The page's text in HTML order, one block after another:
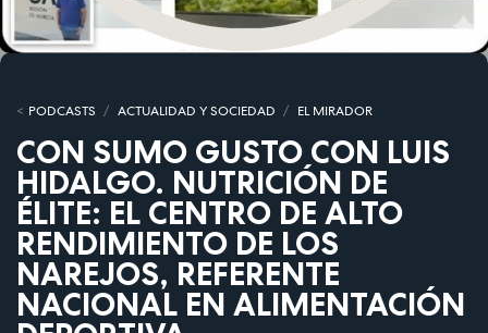
PODCASTS ACTUALIDAD Y SOCIEDAD EL MIRADOR
CON SUMO GUSTO CON LUIS
HIDALGO. NUTRICIÓN DE
ÉLITE: EL CENTRO DE ALTO
RENDIMIENTO DE LOS
NAREJOS, REFERENTE
NACIONAL EN ALIMENTACIÓN